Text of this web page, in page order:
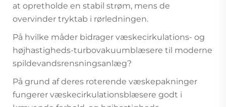
at opretholde en stabil strøm, mens de
overvinder tryktab i rørledningen.
På hvilke måder bidrager væskecirkulations- og
højhastigheds-turbovakuumblæsere til moderne
spildevandsrensningsanlæg?
På grund af deres roterende væskepakninger
fungerer væskecirkulationsblæsere godt i